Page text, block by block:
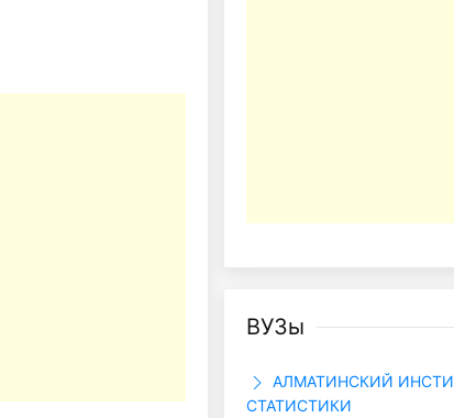
ВУЗы
АЛМАТИНСКИЙ
СТАТИСТИКИ